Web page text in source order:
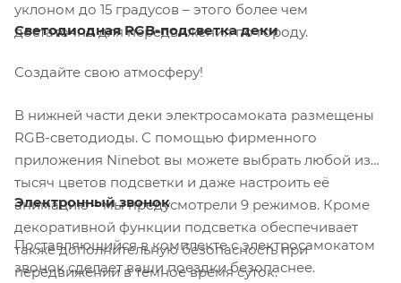
уклоном до 15 градусов – этого более чем
достаточно для передвижения по городу.
Светодиодная RGB-подсветка деки
Создайте свою атмосферу!
В нижней части деки электросамоката размещены
RGB-светодиоды. С помощью фирменного
приложения Ninebot вы можете выбрать любой из
тысяч цветов подсветки и даже настроить её
анимацию – мы предусмотрели 9 режимов. Кроме
декоративной функции подсветка обеспечивает
также дополнительную безопасность при
передвижении в тёмное время суток.
Электронный звонок
Поставляющийся в комплекте с электросамокатом
звонок сделает ваши поездки безопаснее.